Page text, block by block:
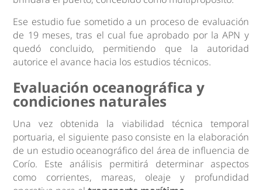
Ese estudio fue sometido a un proceso de evaluación
de 19 meses, tras el cual fue aprobado por la APN y
quedó concluido, permitiendo que la autoridad
autorice el avance hacia los estudios técnicos.
Evaluación oceanográfica y
condiciones naturales
Una vez obtenida la viabilidad técnica temporal
portuaria, el siguiente paso consiste en la elaboración
de un estudio oceanográfico del área de influencia de
Corío. Este análisis permitirá determinar aspectos
como corrientes, mareas, oleaje y profundidad